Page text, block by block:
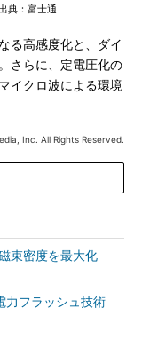
典：富士通
る高感度化と、ダイ
さらに、定電圧化の
イクロ波による環境
Inc. All Rights Reserved.
束密度を最大化
力フラッシュ技術